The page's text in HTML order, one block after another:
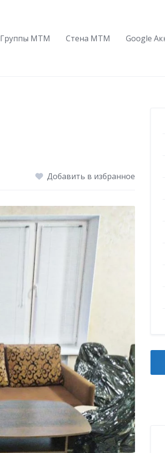
Группы МТМ Стена МТМ Google
Добавить в избранное